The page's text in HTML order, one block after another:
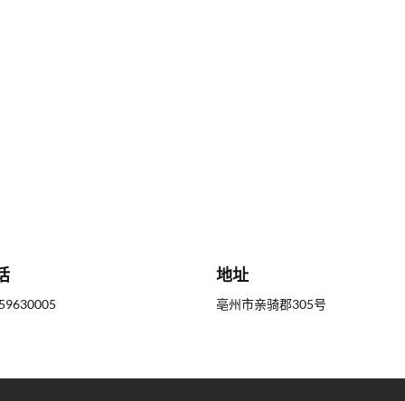
地址
亳州市亲骑郡305号